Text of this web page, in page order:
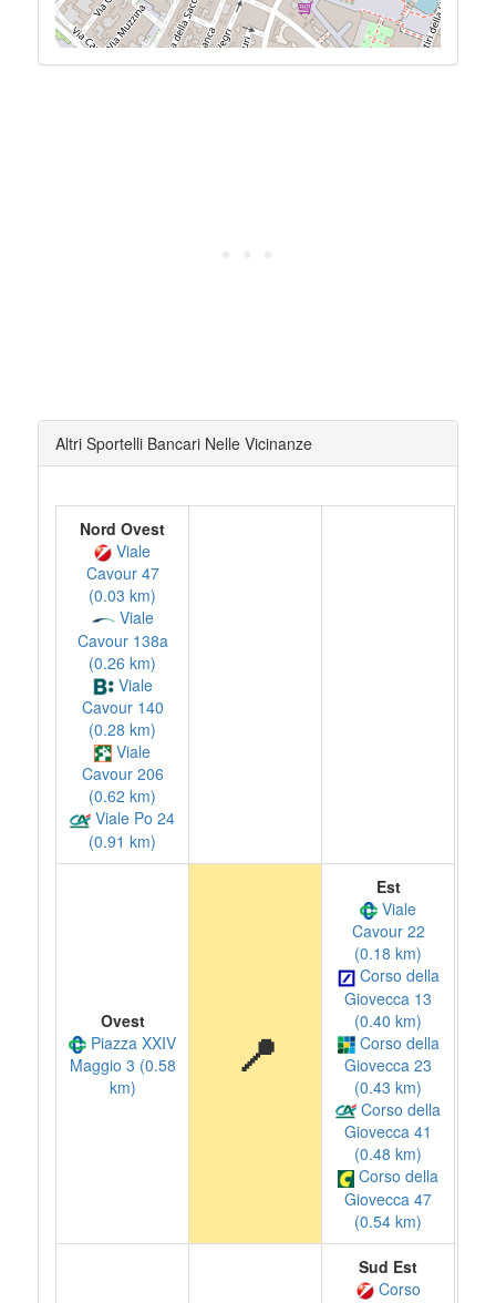
Altri Sportelli Bancari Nelle Vicinanze
Nord Ovest
Viale
Cavour 47
(0.03 km)
Viale
Cavour 138a
(0.26 km)
Viale
Cavour 140
(0.28 km)
Viale
Cavour 206
(0.62 km)
Viale Po 24
(0.91 km)
Ovest
Piazza XXIV
Maggio 3 (0.58
km)
📍
Est
Viale
Cavour 22
(0.18 km)
Corso della
Giovecca 13
(0.40 km)
Corso della
Giovecca 23
(0.43 km)
Corso della
Giovecca 41
(0.48 km)
Corso della
Giovecca 47
(0.54 km)
Sud Est
Corso